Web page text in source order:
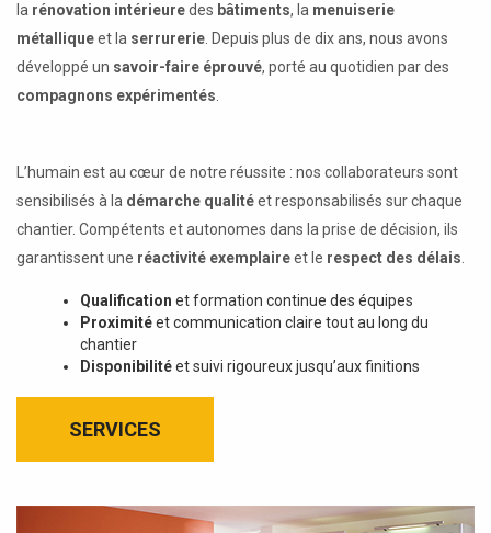
la rénovation intérieuredes bâtiments, la menuiserie
métalliqueet la serrurerie. Depuis plus de dix ans, nous avons
développé un savoir-faire éprouvé, porté au quotidien par des
compagnons expérimentés.
L’humain est au cœur de notre réussite : nos collaborateurs sont
sensibilisés à la démarche qualitéet responsabilisés sur chaque
chantier. Compétents et autonomes dans la prise de décision, ils
garantissent une réactivité exemplaireet le respect des délais.
Qualification et formation continue des équipes
Proximitéet communication claire tout au long du
chantier
Disponibilitéet suivi rigoureux jusqu’aux finitions
SERVICES